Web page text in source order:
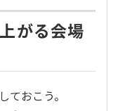
がる会場
ておこう。